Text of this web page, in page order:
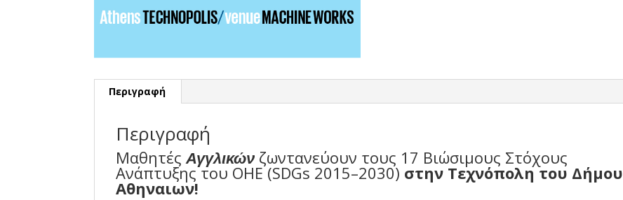
Περιγραφή
Περιγραφή
ΜαθητέςΑγγλικών ζωντανεύουν τους 17 Bιώσιμους Στόχους
Ανάπτυξης του ΟΗΕ (SDGs 2015–2030) στην Τεχνόπολη του Δήμου
Αθηναιων!